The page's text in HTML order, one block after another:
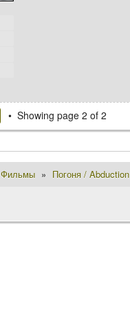
Showing page 2 of 2
Фильмы » Погоня /